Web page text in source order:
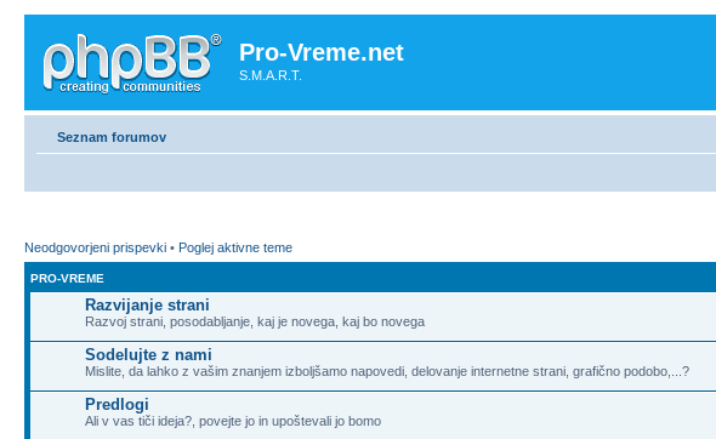
Pro-Vreme.net
S.M.A.R.T.
Seznam forumov
Neodgovorjeni prispevki • Poglej aktivne teme
PRO-VREME
Razvijanje strani
Razvoj strani, posodabljanje, kaj je novega, kaj bo novega
Sodelujte z nami
Mislite, da lahko z vašim znanjem izboljšamo napovedi, delovanje internetne strani, grafično podobo,...?
Predlogi
Ali v vas tiči ideja?, povejte jo in upoštevali jo bomo